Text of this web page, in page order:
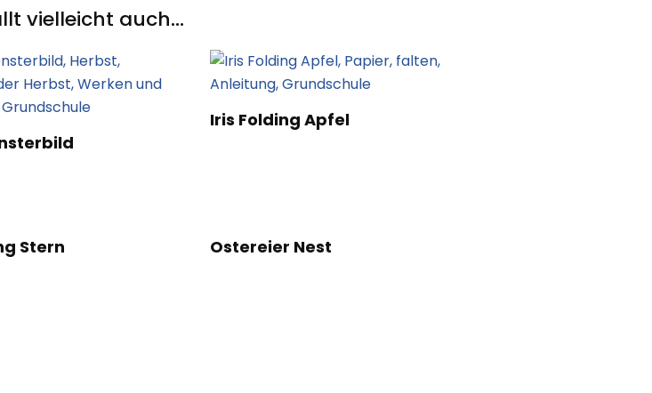
vielleicht auch...
Iris Folding Apfel
Stern Ostereier Nest